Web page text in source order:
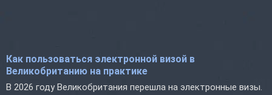
Как пользоваться электронной визой в
Великобританию на практике
В 2026 году Великобритания перешла на электронные визы.